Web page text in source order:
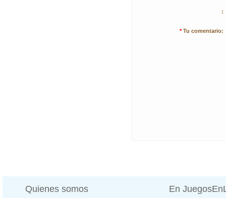
:
* Tu comentario:
Quienes somos En